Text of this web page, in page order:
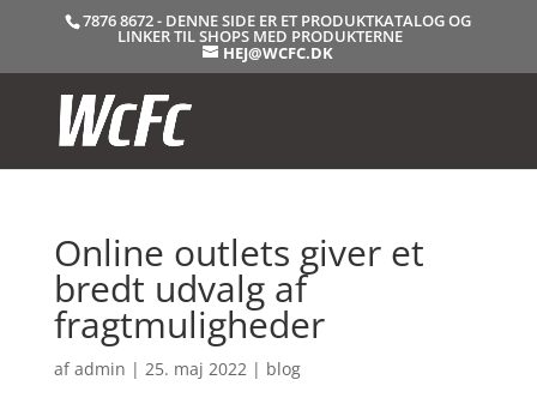
7876 8672 - DENNE SIDE ER ET PRODUKTKATALOG OG
LINKER TIL SHOPS MED PRODUKTERNE
HEJ@WCFC.DK
Online outlets giver et
bredt udvalg af
fragtmuligheder
afadmin | 25. maj 2022| blog